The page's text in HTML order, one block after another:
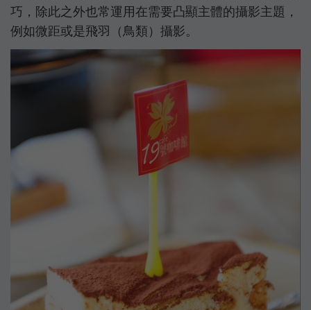
巧，除此之外也常運用在需要凸顯主體的攝影主題，
例如微距或是飛羽（鳥類）攝影。